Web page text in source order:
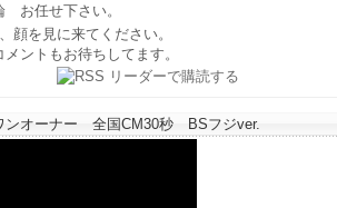
お任せ下さい。
顔を見に来てください。
メントもお待ちしてます。
ンオーナー 全国CM30秒 BSフジver.